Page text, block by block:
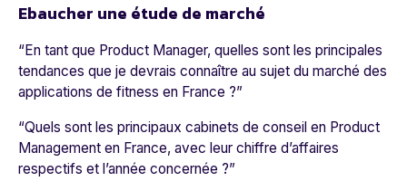
Ebaucher une étude de marché
“En tant que Product Manager, quelles sont les principales
tendances que je devrais connaître au sujet du marché des
applications de fitness en France ?”
“Quels sont les principaux cabinets de conseil en Product
Management en France, avec leur chiffre d’affaires
respectifs et l’année concernée ?”